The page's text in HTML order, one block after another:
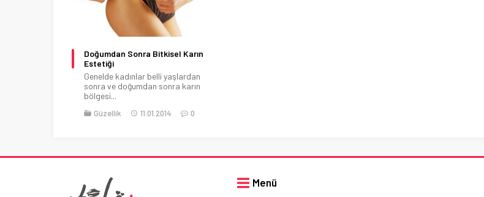
Doğumdan Sonra Bitkisel Karın
Estetiği
Genelde kadınlar belli yaşlardan
sonra ve doğumdan sonra karın
bölgesi...
Güzellik 11.01.2014 0
Menü